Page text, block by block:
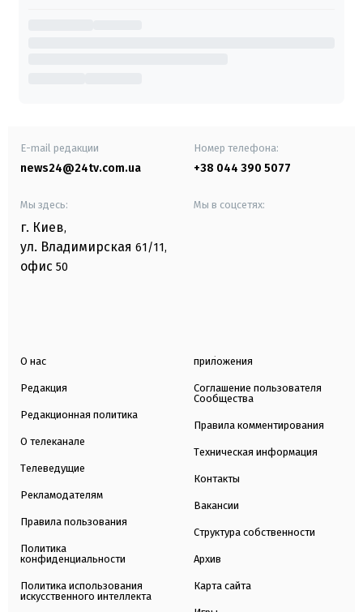
E-mail редакции
news24@24tv.com.ua
Номер телефона:
+38 044 390 5077
Мы здесь:
г. Киев,
ул. Владимирская 61/11,
офис 50
Мы в соцсетях:
О нас
Редакция
Редакционная политика
О телеканале
Телеведущие
Рекламодателям
Правила пользования
Политика
конфиденциальности
Политика использования
искусственного интеллекта
приложения
Соглашение пользователя
Сообщества
Правила комментирования
Техническая информация
Контакты
Вакансии
Структура собственности
Архив
Карта сайта